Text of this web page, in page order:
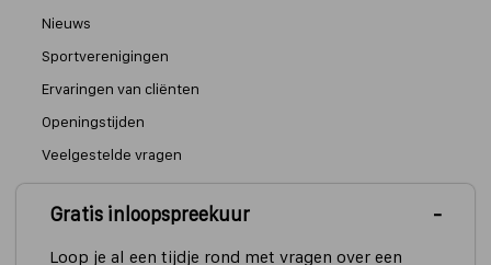
Nieuws
Sportverenigingen
Ervaringen van cliënten
Openingstijden
Veelgestelde vragen
Algemene informatie en tarieven
Privacyverklaring
Gratis inloopspreekuur
Loop je al een tijdje rond met vragen over een